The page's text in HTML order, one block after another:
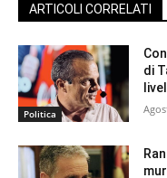
ARTICOLI CORRELATI
Politica
di